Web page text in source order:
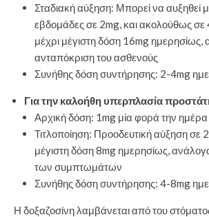
Σταδιακή αύξηση: Μπορεί να αυξηθεί
εβδομάδες σε 2mg, και ακολούθως σε
μέχρι μέγιστη δόση 16mg ημερησίως,
ανταπόκριση του ασθενούς
Συνήθης δόση συντήρησης: 2-4mg
Για την καλοήθη υπερπλασία
Αρχική δόση: 1mg μία φορά την ημέρα
Τιτλοποίηση: Προοδευτική αύξηση σε
μέγιστη δόση 8mg ημερησίως,
των συμπτωμάτων
Συνήθης δόση συντήρησης: 4-8mg
Η δοξαζοσίνη λαμβάνεται από του